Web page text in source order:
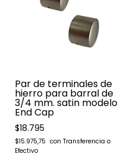
Par de terminales de
hierro para barral de
3/4 mm. satin modelo
End Cap
$18.795
$15.975,75